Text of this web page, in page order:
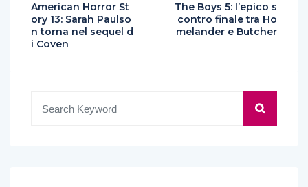
American Horror St
ory 13: Sarah Paulso
n torna nel sequel d
i Coven
The Boys 5: l’epico s
contro finale tra Ho
melander e Butcher